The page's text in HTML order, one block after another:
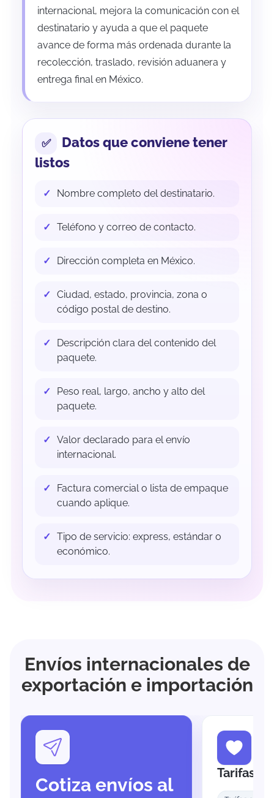
internacional, mejora la comunicación con el
destinatario y ayuda a que el paquete
avance de forma más ordenada durante la
recolección, traslado, revisión aduanera y
entrega final en México.
Datos que conviene tener
listos
Nombre completo del destinatario.
Teléfono y correo de contacto.
Dirección completa en México.
Ciudad, estado, provincia, zona o
código postal de destino.
Descripción clara del contenido del
paquete.
Peso real, largo, ancho y alto del
paquete.
Valor declarado para el envío
internacional.
Factura comercial o lista de empaque
cuando aplique.
Tipo de servicio: express, estándar o
económico.
Envíos internacionales de
exportación e importación
Cotiza envíos al
Tarifas